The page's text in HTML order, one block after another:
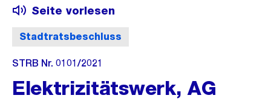
Stadtratsbeschluss
Seite vorlesen
STRB Nr. 0101/2021
Elektrizitätswerk, AG